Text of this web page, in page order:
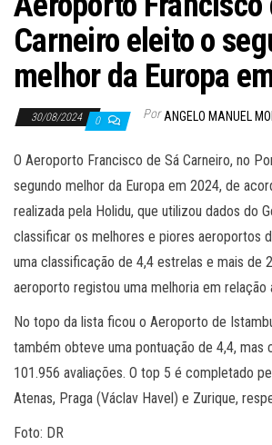
Carneiro eleito o
melhor da Europa
30/08/2024 0 Por ANGELO MANUEL
O Aeroporto Francisco de Sá Carneiro, no
segundo melhor da Europa em 2024, de
realizada pela Holidu, que utilizou dados do
classificar os melhores e piores aeroportos
uma classificação de 4,4 estrelas e mais de
aeroporto registou uma melhoria em relação
No topo da lista ficou o Aeroporto de
também obteve uma pontuação de 4,4, mas
101.956 avaliações. O top 5 é completado
Atenas, Praga (Václav Havel) e Zurique,
Foto: DR